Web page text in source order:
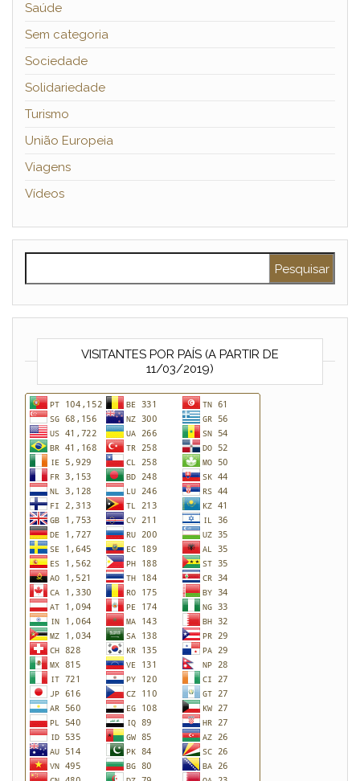
Saúde
Sem categoria
Sociedade
Solidariedade
Turismo
União Europeia
Viagens
Vídeos
VISITANTES POR PAÍS (A PARTIR DE
11/03/2019)